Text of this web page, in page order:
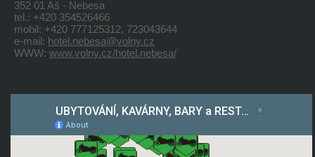
352 01 Aš - Nebesa
tel.: +420 354526466
mobil: +420 777125312, 723043644
e-mail: hotel.nebesa@volny.cz
WWW: www.volny.cz/hotel.nebesa/